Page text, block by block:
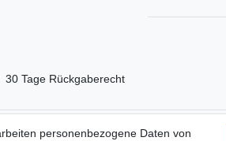
30 Tage Rückgaberecht
Service
personenbezogene Daten von